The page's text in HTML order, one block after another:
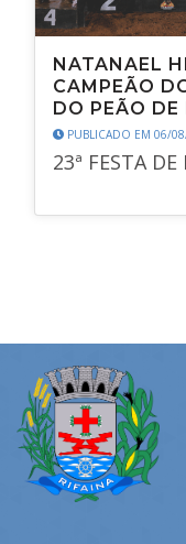
NATANAEL
CAMPEÃO
DO PEÃO DE
PUBLICADO EM 06/
23ª FESTA DE